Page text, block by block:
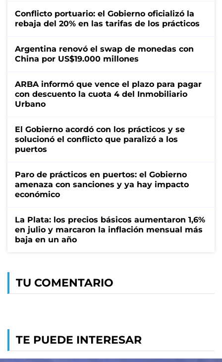
Conflicto portuario: el Gobierno oficializó la
rebaja del 20% en las tarifas de los prácticos
Argentina renovó el swap de monedas con
China por US$19.000 millones
ARBA informó que vence el plazo para pagar
con descuento la cuota 4 del Inmobiliario
Urbano
El Gobierno acordó con los prácticos y se
solucionó el conflicto que paralizó a los
puertos
Paro de prácticos en puertos: el Gobierno
amenaza con sanciones y ya hay impacto
económico
La Plata: los precios básicos aumentaron 1,6%
en julio y marcaron la inflación mensual más
baja en un año
TU COMENTARIO
TE PUEDE INTERESAR